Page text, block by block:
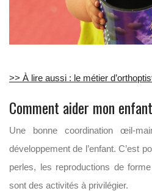
>> À lire aussi : le métier
Comment aider mon
Une bonne coordination œil-
développement de l’enfant. C’est
perles, les reproductions de
sont des activités à privilégier.